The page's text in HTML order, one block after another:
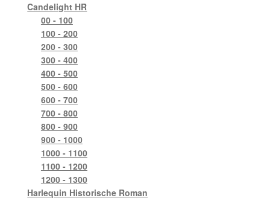
Candelight HR
00 - 100
100 - 200
200 - 300
300 - 400
400 - 500
500 - 600
600 - 700
700 - 800
800 - 900
900 - 1000
1000 - 1100
1100 - 1200
1200 - 1300
Harlequin Historische Roman